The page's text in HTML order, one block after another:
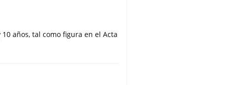
años, tal como figura en el Acta